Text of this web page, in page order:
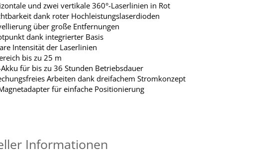
und zwei vertikale 360°-Laserlinien in Rot
dank roter Hochleistungslaserdioden
über große Entfernungen
dank integrierter Basis
Intensität der Laserlinien
bis zu 25 m
Akku für bis zu 36 Stunden Betriebsdauer
Arbeiten dank dreifachem Stromkonzept
für einfache Positionierung
Informationen